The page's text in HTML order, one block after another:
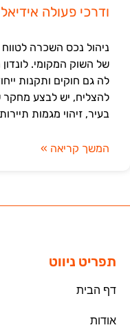
ודרכי פעולה
ניהול נכס השכרה
של השוק המקומי. לונדון
לה גם חוקים ותקנות
להצליח, יש לבצע מחקר
בעיר, זיהוי מגמות
המשך קריאה »
תפריט ניווט
דף הבית
אודות